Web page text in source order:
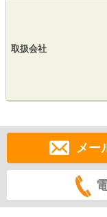
取扱会社
メー